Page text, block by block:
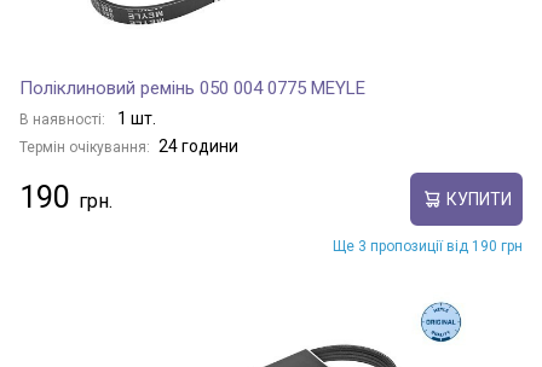
Поліклиновий ремінь 050 004 0775 MEYLE
В наявності: 1 шт.
Термін очікування: 24 години
190 КУПИТИ
Ще 3 пропозиції від 190 грн